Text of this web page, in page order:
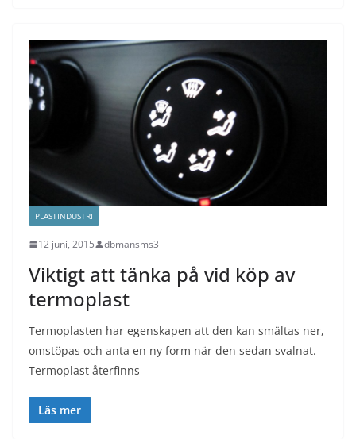
PLASTINDUSTRI
12 juni, 2015 dbmansms3
Viktigt att tänka på vid köp av
termoplast
Termoplasten har egenskapen att den kan smältas ner,
omstöpas och anta en ny form när den sedan svalnat.
Termoplast återfinns
Läs mer